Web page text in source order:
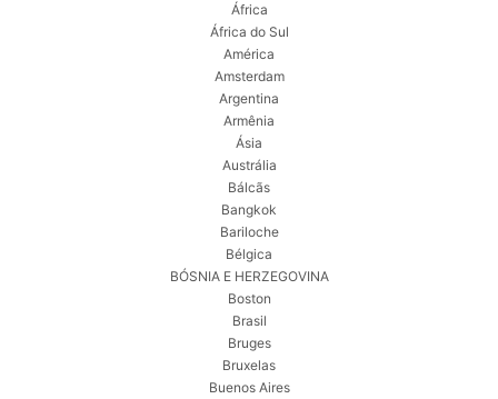
África
África do Sul
América
Amsterdam
Argentina
Armênia
Ásia
Austrália
Bálcãs
Bangkok
Bariloche
Bélgica
BÓSNIA E HERZEGOVINA
Boston
Brasil
Bruges
Bruxelas
Buenos Aires